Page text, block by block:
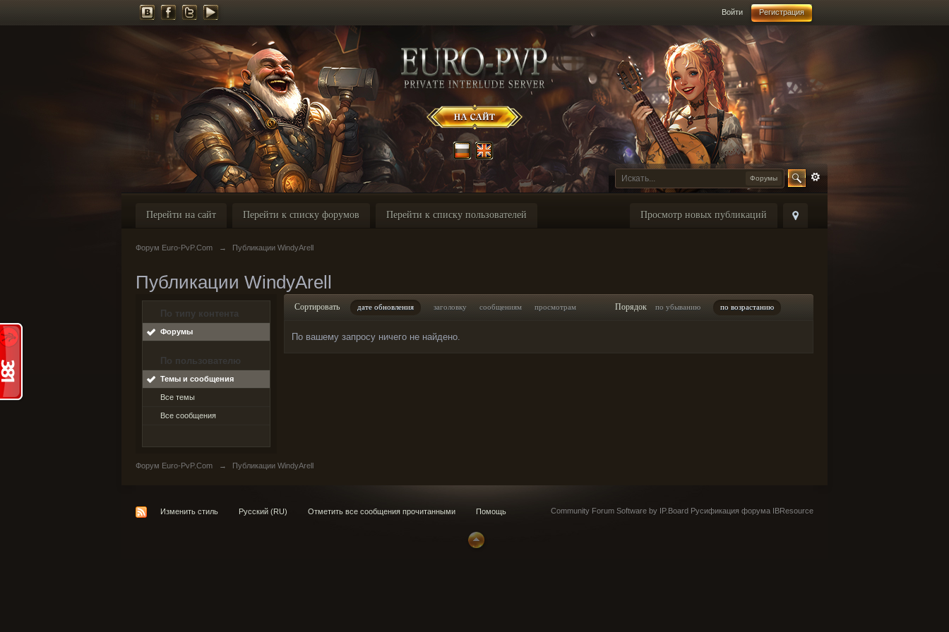
Войти Регистрация
Форумы
Просмотр новых публикаций
Перейти на сайт Перейти к списку форумов Перейти к списку пользователей
Форум Euro-PvP.Com → Публикации WindyArell
Публикации WindyArell
По типу контента
Форумы
По пользователю
Темы и сообщения
Все темы
Все сообщения
Сортировать дате обновления заголовку сообщениям просмотрам Порядок по убыванию по возрастанию
По вашему запросу ничего не найдено.
Форум Euro-PvP.Com → Публикации WindyArell
Изменить стиль Русский (RU) Отметить все сообщения прочитанными Помощь Community Forum Software by IP.Board Русификация форума IBResource